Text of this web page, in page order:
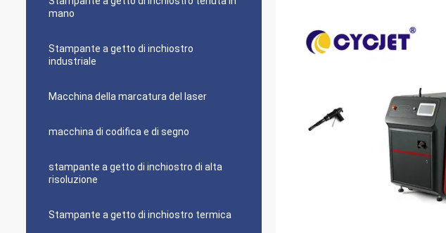
mano
Stampante a getto di inchiostro
industriale
Macchina della marcatura del laser
macchina di codifica e di segno
stampante a getto di inchiostro di alta
risoluzione
Stampante a getto di inchiostro termica